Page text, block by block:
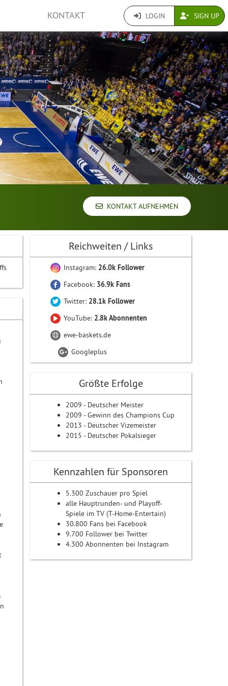
KONTAKT LOGIN SIGN UP
KONTAKT AUFNEHMEN
Reichweiten / Links
Instagram: 26.0k Follower
Facebook: 36.9k Fans
Twitter: 28.1k Follower
YouTube: 2.8k Abonnenten
ewe-baskets.de
Googleplus
Größte Erfolge
2009 - Deutscher Meister
2009 - Gewinn des Champions Cup
2013 - Deutscher Vizemeister
2015 - Deutscher Pokalsieger
Kennzahlen für Sponsoren
5.300 Zuschauer pro Spiel
alle Hauptrunden- und Playoff-
Spiele im TV (T-Home-Entertain)
30.800 Fans bei Facebook
9.700 Follower bei Twitter
4.300 Abonnenten bei Instagram